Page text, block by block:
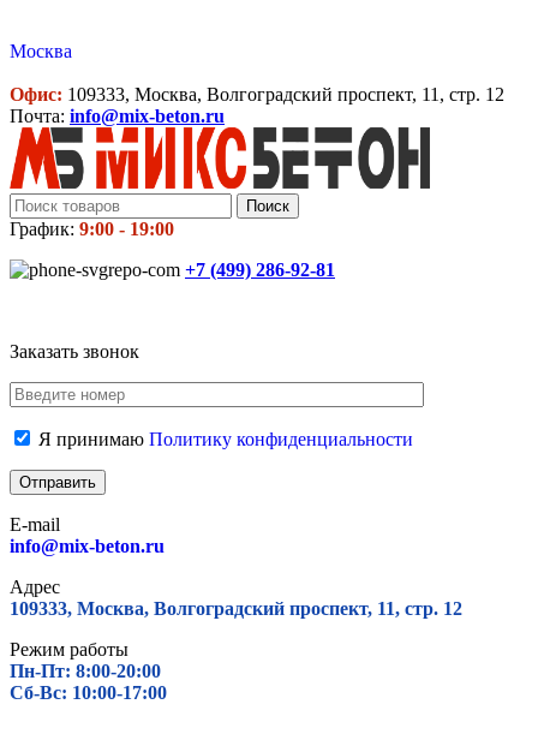
Москва
Офис: 109333, Москва, Волгоградский проспект, 11, стр. 12
Почта: info@mix-beton.ru
Поиск
График: 9:00 - 19:00
+7 (499) 286-92-81
Заказать звонок
Я принимаю Политику конфиденциальности
E-mail
info@mix-beton.ru
Адрес
109333, Москва, Волгоградский проспект, 11, стр. 12
Режим работы
Пн-Пт: 8:00-20:00
Сб-Вс: 10:00-17:00